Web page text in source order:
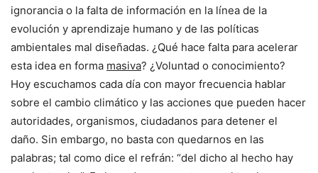
ignorancia o la falta de información en la línea de la
evolución y aprendizaje humano y de las políticas
ambientales mal diseñadas. ¿Qué hace falta para acelerar
esta idea en forma masiva? ¿Voluntad o conocimiento?
Hoy escuchamos cada día con mayor frecuencia hablar
sobre el cambio climático y las acciones que pueden hacer
autoridades, organismos, ciudadanos para detener el
daño. Sin embargo, no basta con quedarnos en las
palabras; tal como dice el refrán: “del dicho al hecho hay